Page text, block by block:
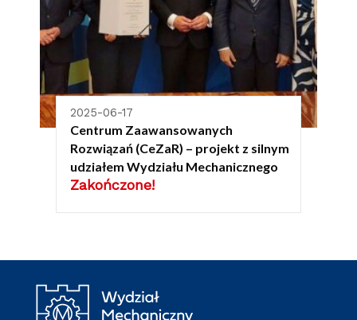
2025-06-17
Centrum Zaawansowanych
Rozwiązań (CeZaR) – projekt z silnym
udziałem Wydziału Mechanicznego
Zakończone!